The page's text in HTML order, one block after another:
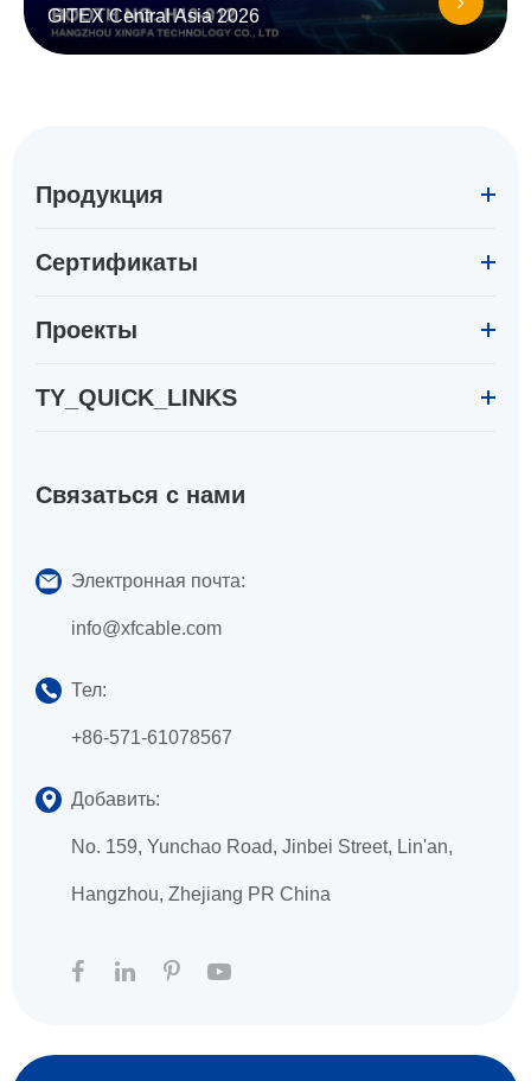
GITEX Central Asia 2026
Продукция
Сертификаты
Проекты
TY_QUICK_LINKS
Связаться с нами
Электронная почта:
info@xfcable.com
Тел:
+86-571-61078567
Добавить:
No. 159, Yunchao Road, Jinbei Street, Lin'an,
Hangzhou, Zhejiang PR China